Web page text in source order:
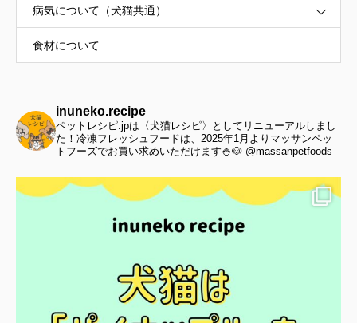
病気について（犬猫共通）
食材について
inuneko.recipe
ペットレシピ.jpは〈犬猫レシピ〉としてリニューアルしまし
た！冷凍フレッシュフードは、2025年1月よりマッサンペッ
トフーズでお買い求めいただけます🍚🐶 @massanpetfoods